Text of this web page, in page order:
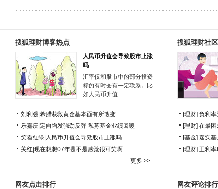
搜狐理财博客热点
人民币升值会导致股市上涨
吗
汇率仅和股市中的部分投资
标的有时会有一定联系。比
如人民币升值……
刘利强 希腊获救黄金基本面有所改变
乐嘉庆 定向增发强劲反弹 私募基金业绩回暖
笑看红绿 人民币升值会导致股市上涨吗
关红 现在想想07年是不是感觉很可笑啊
更多 >>
搜狐理财社
[理财] 负利率
[理财] 在最困
[基金] 嘉实基
[理财] 正利率
网友点击排行 网友评论排行